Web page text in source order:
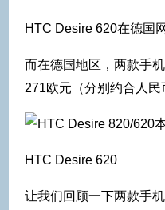
HTC Desire 620在德国
而在德国地区，两款手
271欧元（分别约合人民
HTC Desire 620
让我们回顾一下两款手